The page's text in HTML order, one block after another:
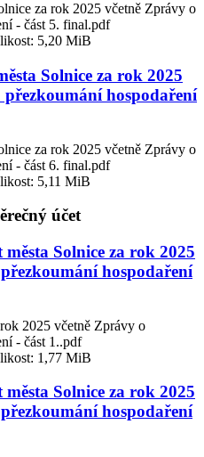
za rok 2025 včetně Zprávy o
- část 5. final.pdf
5,20 MiB
Solnice za rok 2025
hospodaření
za rok 2025 včetně Zprávy o
- část 6. final.pdf
5,11 MiB
účet
Solnice za rok 2025
hospodaření
2025 včetně Zprávy o
- část 1..pdf
1,77 MiB
Solnice za rok 2025
hospodaření